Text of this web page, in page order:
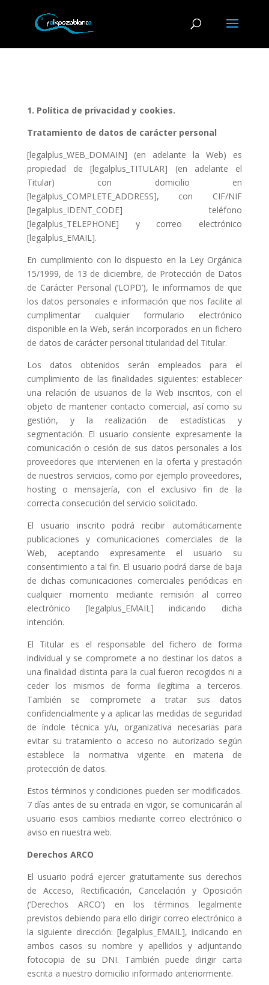
1. Política de privacidad y cookies.
Tratamiento de datos de carácter personal
[legalplus_WEB_DOMAIN] (en adelante la Web) es
propiedad de [legalplus_TITULAR] (en adelante el
Titular) con domicilio en
[legalplus_COMPLETE_ADDRESS], con CIF/NIF
[legalplus_IDENT_CODE] teléfono
[legalplus_TELEPHONE] y correo electrónico
[legalplus_EMAIL].
En cumplimiento con lo dispuesto en la Ley Orgánica
15/1999, de 13 de diciembre, de Protección de Datos
de Carácter Personal (‘LOPD’), le informamos de que
los datos personales e información que nos facilite al
cumplimentar cualquier formulario electrónico
disponible en la Web, serán incorporados en un fichero
de datos de carácter personal titularidad del Titular.
Los datos obtenidos serán empleados para el
cumplimiento de las finalidades siguientes: establecer
una relación de usuarios de la Web inscritos, con el
objeto de mantener contacto comercial, así como su
gestión, y la realización de estadísticas y
segmentación. El usuario consiente expresamente la
comunicación o cesión de sus datos personales a los
proveedores que intervienen en la oferta y prestación
de nuestros servicios, como por ejemplo proveedores,
hosting o mensajería, con el exclusivo fin de la
correcta consecución del servicio solicitado.
El usuario inscrito podrá recibir automáticamente
publicaciones y comunicaciones comerciales de la
Web, aceptando expresamente el usuario su
consentimiento a tal fin. El usuario podrá darse de baja
de dichas comunicaciones comerciales periódicas en
cualquier momento mediante remisión al correo
electrónico [legalplus_EMAIL] indicando dicha
intención.
El Titular es el responsable del fichero de forma
individual y se compromete a no destinar los datos a
una finalidad distinta para la cual fueron recogidos ni a
ceder los mismos de forma ilegítima a terceros.
También se compromete a tratar sus datos
confidencialmente y a aplicar las medidas de seguridad
de índole técnica y/u, organizativa necesarias para
evitar su tratamiento o acceso no autorizado según
establece la normativa vigente en materia de
protección de datos.
Estos términos y condiciones pueden ser modificados.
7 días antes de su entrada en vigor, se comunicarán al
usuario esos cambios mediante correo electrónico o
aviso en nuestra web.
Derechos ARCO
El usuario podrá ejercer gratuitamente sus derechos
de Acceso, Rectificación, Cancelación y Oposición
(‘Derechos ARCO’) en los términos legalmente
previstos debiendo para ello dirigir correo electrónico a
la siguiente dirección: [legalplus_EMAIL], indicando en
ambos casos su nombre y apellidos y adjuntando
fotocopia de su DNI. También puede dirigir carta
escrita a nuestro domicilio informado anteriormente.